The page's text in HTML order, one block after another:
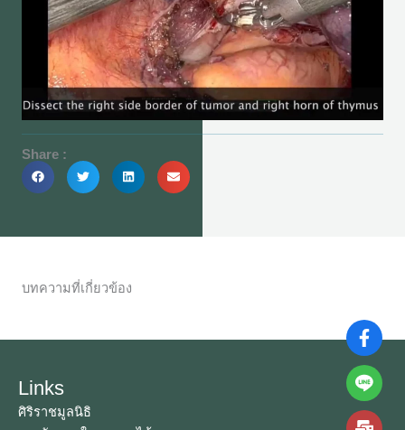
Share :
บทความที่เกี่ยวข้อง
Links
ศิริราชมูลนิธิ